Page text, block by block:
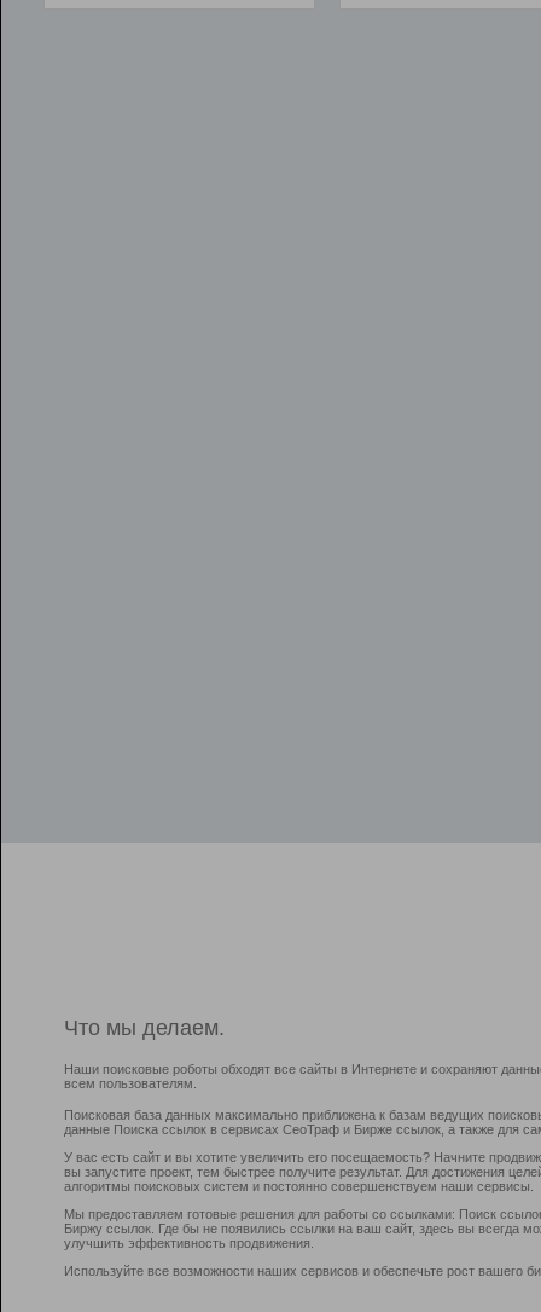
Что мы делаем.
Наши поисковые роботы обходят все сайты в Интернете и сохраняют
всем пользователям.
Поисковая база данных максимально приближена к базам ведущих
данные Поиска ссылок в сервисах СеоТраф и Бирже ссылок, а также для
У вас есть сайт и вы хотите увеличить его посещаемость? Начните
вы запустите проект, тем быстрее получите результат. Для достижения
алгоритмы поисковых систем и постоянно совершенствуем наши сервисы.
Мы предоставляем готовые решения для работы со ссылками: Поиск
Биржу ссылок. Где бы не появились ссылки на ваш сайт, здесь вы всегда
улучшить эффективность продвижения.
Используйте все возможности наших сервисов и обеспечьте рост вашего